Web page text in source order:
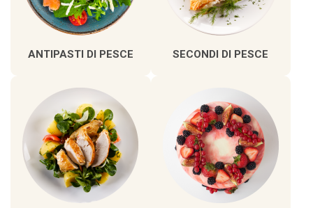
ANTIPASTI DI PESCE SECONDI DI PESCE